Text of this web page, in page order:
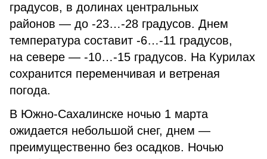
градусов, в долинах центральных
районов — до -23…-28 градусов. Днем
температура составит -6…-11 градусов,
на севере — -10…-15 градусов. На Курилах
сохранится переменчивая и ветреная
погода.
В Южно-Сахалинске ночью 1 марта
ожидается небольшой снег, днем —
преимущественно без осадков. Ночью